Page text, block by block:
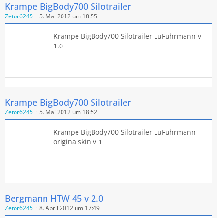
Krampe BigBody700 Silotrailer
Zetor6245 5. Mai 2012 um 18:55
Krampe BigBody700 Silotrailer LuFuhrmann v
1.0
Krampe BigBody700 Silotrailer
Zetor6245 5. Mai 2012 um 18:52
Krampe BigBody700 Silotrailer LuFuhrmann
originalskin v 1
Bergmann HTW 45 v 2.0
Zetor6245 8. April 2012 um 17:49